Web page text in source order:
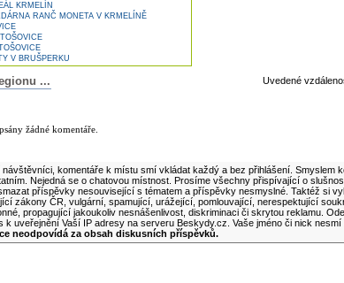
KRMELÍN
RANČ MONETA V KRMELÍNĚ
V BRUŠPERKU
... Uvedené
žádné komentáře.
návštěvníci, komentáře k místu smí vkládat každý a bez přihlášení. Smyslem
Nejedná se o chatovou místnost. Prosíme všechny přispívající o
příspěvky nesouvisející s tématem a příspěvky nesmyslné. Taktéž si
zákony ČR, vulgární, spamující, urážející, pomlouvající, nerespektující
propagující jakoukoliv nesnášenlivost, diskriminaci či skrytou reklamu.
k uveřejnění Vaší IP adresy na serveru Beskydy.cz. Vaše jméno či nick nesmí
neodpovídá za obsah diskusních příspěvků.